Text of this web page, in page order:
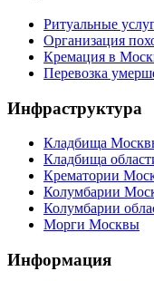
Ритуальные
Организация
Кремация в
Перевозка
Инфраструктура
Кладбища
Кладбища
Крематории
Колумбарии
Колумбарии
Морги Москвы
Информация